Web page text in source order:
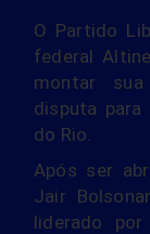
O Partido
federal
montar
disputa
do Rio.
Após ser
Jair
liderado